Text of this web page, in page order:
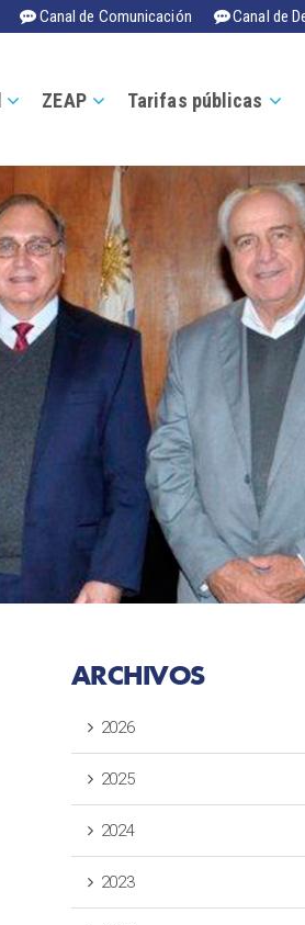
Canal de Comunicación Canal de
ZEAP Tarifas públicas
ARCHIVOS
2026
2025
2024
2023